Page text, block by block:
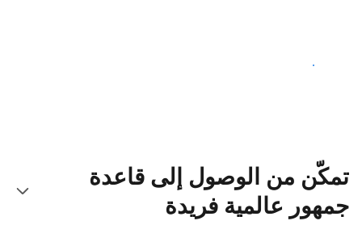
ابدأ اليوم
تمكّن من الوصول إلى قاعدة
جمهور عالمية فريدة